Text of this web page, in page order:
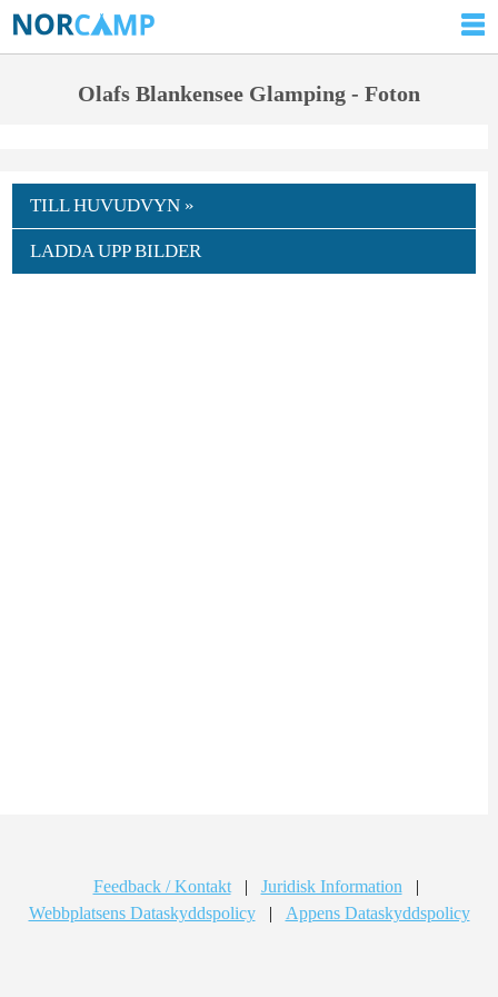
Olafs Blankensee Glamping - Foton
TILL HUVUDVYN »
LADDA UPP BILDER
Feedback / Kontakt | Juridisk Information
|
Webbplatsens Dataskyddspolicy
| Appens Dataskyddspolicy